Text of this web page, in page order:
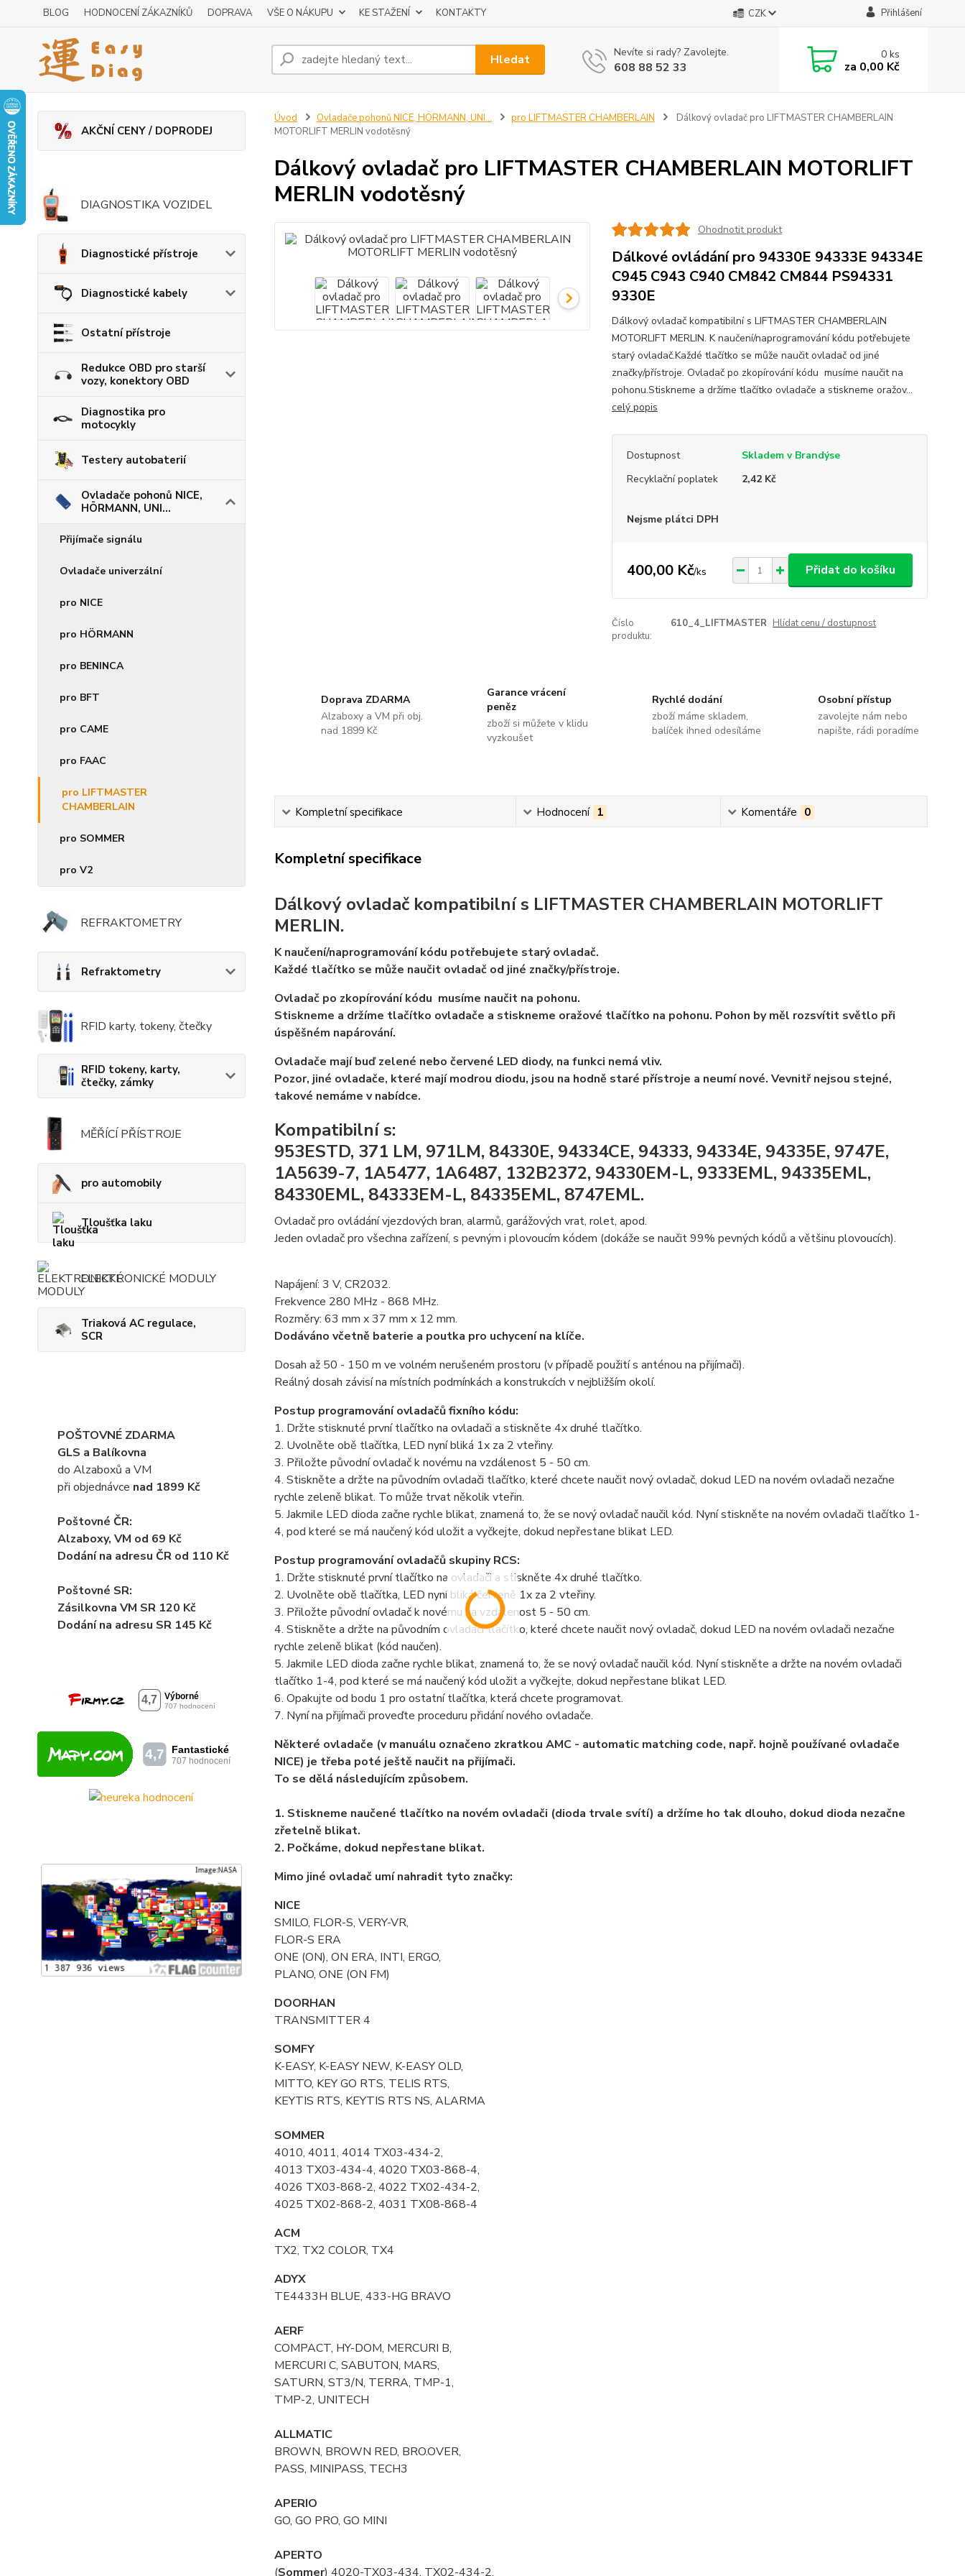
BLOG HODNOCENÍ ZÁKAZNÍKŮ DOPRAVA VŠE O NÁKUPU KE STAŽENÍ KONTAKTY CZK Přihlášení
Hledat Nevíte si rady? Zavolejte.
608 88 52 33
0ks
za 0,00 Kč
AKČNÍ CENY / DOPRODEJ
DIAGNOSTIKA VOZIDEL
Diagnostické přístroje
Diagnostické kabely
Ostatní přístroje
Redukce OBD pro starší
vozy, konektory OBD
Diagnostika pro
motocykly
Testery autobaterií
Ovladače pohonů NICE,
HÖRMANN, UNI...
Přijímače signálu
Ovladače univerzální
pro NICE
pro HÖRMANN
pro BENINCA
pro BFT
pro CAME
pro FAAC
pro LIFTMASTER
CHAMBERLAIN
pro SOMMER
pro V2
REFRAKTOMETRY
Refraktometry
RFID karty, tokeny, čtečky
RFID tokeny, karty,
čtečky, zámky
MĚŘÍCÍ PŘÍSTROJE
pro automobily
Tloušťka laku
ELEKTRONICKÉ MODULY
Triaková AC regulace,
SCR
POŠTOVNÉ ZDARMA
GLS a Balíkovna
do Alzaboxů a VM
při objednávce nad 1899 Kč
Poštovné ČR:
Alzaboxy, VM od 69 Kč
Dodání na adresu ČR od 110 Kč
Poštovné SR:
Zásilkovna VM SR 120 Kč
Dodánína adresu SR 145 Kč
Úvod Ovladače pohonů NICE, HÖRMANN, UNI... pro LIFTMASTER CHAMBERLAIN
Dálkový ovladač pro LIFTMASTER CHAMBERLAIN
MOTORLIFT MERLIN vodotěsný
Dálkový ovladač pro LIFTMASTER CHAMBERLAIN MOTORLIFT
MERLIN vodotěsný
Ohodnotit produkt
Dálkové ovládání pro 94330E 94333E 94334E
C945 C943 C940 CM842 CM844 PS94331
9330E
Dálkový ovladač kompatibilní s LIFTMASTER CHAMBERLAIN
MOTORLIFT MERLIN. K naučení/naprogramování kódu potřebujete
starý ovladač.Každé tlačítko se může naučit ovladač od jiné
značky/přístroje. Ovladač po zkopírování kódu musíme naučit na
pohonu.Stiskneme a držíme tlačítko ovladače a stiskneme oražov...
celý popis
Dostupnost
Skladem v Brandýse
Recyklační poplatek
2,42 Kč
Nejsme plátci DPH
400,00 Kč/ks Přidat do košíku
Číslo
produktu:
610_4_LIFTMASTER Hlídat cenu / dostupnost
Doprava ZDARMA
Alzaboxy a VM při obj.
nad 1899 Kč
Garance vrácení
peněz
zboží si můžete v klidu
vyzkoušet
Rychlé dodání
zboží máme skladem,
balíček ihned odesíláme
Osobní přístup
zavolejte nám nebo
napište, rádi poradíme
Kompletní specifikace Hodnocení 1 Komentáře 0
Kompletní specifikace
Dálkový ovladač kompatibilní s LIFTMASTER CHAMBERLAIN MOTORLIFT
MERLIN.
K naučení/naprogramování kódu potřebujete starý ovladač.
Každé tlačítko se může naučit ovladač od jiné značky/přístroje.
Ovladač po zkopírování kódu musíme naučit na pohonu.
Stiskneme a držíme tlačítko ovladače a stiskneme oražové tlačítko na pohonu. Pohon by měl rozsvítit světlo při
úspěšném napárování.
Ovladače mají buď zelené nebo červené LED diody, na funkci nemá vliv.
Pozor, jiné ovladače, které mají modrou diodu, jsou na hodně staré přístroje a neumí nové. Vevnitř nejsou stejné,
takové nemáme v nabídce.
Kompatibilní s:
953ESTD, 371 LM, 971LM, 84330E, 94334CE, 94333, 94334E, 94335E, 9747E,
1A5639-7, 1A5477, 1A6487, 132B2372, 94330EM-L, 9333EML, 94335EML,
84330EML, 84333EM-L, 84335EML, 8747EML.
Ovladač pro ovládání vjezdových bran, alarmů, garážových vrat, rolet, apod.
Jeden ovladač pro všechna zařízení, s pevným i plovoucím kódem (dokáže se naučit 99% pevných kódů a většinu plovoucích).
Napájení: 3 V, CR2032.
Frekvence 280 MHz - 868 MHz.
Rozměry: 63 mm x 37 mm x 12 mm.
Dodáváno včetně baterie a poutka pro uchycení na klíče.
Dosah až 50 - 150 m ve volném nerušeném prostoru (v případě použití s anténou na přijímači).
Reálný dosah závisí na místních podmínkách a konstrukcích v nejbližším okolí.
Postup programování ovladačů fixního kódu:
1. Držte stisknuté první tlačítko na ovladači a stiskněte 4x druhé tlačítko.
2. Uvolněte obě tlačítka, LED nyní bliká 1x za 2 vteřiny.
3. Přiložte původní ovladač k novému na vzdálenost 5 - 50 cm.
4. Stiskněte a držte na původním ovladači tlačítko, které chcete naučit nový ovladač, dokud LED na novém ovladači nezačne
rychle zeleně blikat. To může trvat několik vteřin.
5. Jakmile LED dioda začne rychle blikat, znamená to, že se nový ovladač naučil kód. Nyní stiskněte na novém ovladači tlačítko 1-
4, pod které se má naučený kód uložit a vyčkejte, dokud nepřestane blikat LED.
Postup programování ovladačů skupiny RCS:
1. Držte stisknuté první tlačítko na ovladači a stiskněte 4x druhé tlačítko.
2. Uvolněte obě tlačítka, LED nyní bliká červeně 1x za 2 vteřiny.
3. Přiložte původní ovladač k novému na vzdálenost 5 - 50 cm.
4. Stiskněte a držte na původním ovladači tlačítko, které chcete naučit nový ovladač, dokud LED na novém ovladači nezačne
rychle zeleně blikat (kód naučen).
5. Jakmile LED dioda začne rychle blikat, znamená to, že se nový ovladač naučil kód. Nyní stiskněte a držte na novém ovladači
tlačítko 1-4, pod které se má naučený kód uložit a vyčkejte, dokud nepřestane blikat LED.
6. Opakujte od bodu 1 pro ostatní tlačítka, která chcete programovat.
7. Nyní na přijímači proveďte proceduru přidání nového ovladače.
Některé ovladače (v manuálu označeno zkratkou AMC - automatic matching code, např. hojně používané ovladače
NICE) je třeba poté ještě naučit na přijímači.
To se dělá následujícím způsobem.
1. Stiskneme naučené tlačítko na novém ovladači (dioda trvale svítí) a držíme ho tak dlouho, dokud dioda nezačne
zřetelně blikat.
2. Počkáme, dokud nepřestane blikat.
Mimo jiné ovladač umí nahradit tyto značky:
NICE
SMILO, FLOR-S, VERY-VR,
FLOR-S ERA
ONE (ON), ON ERA, INTI, ERGO,
PLANO, ONE (ON FM)
DOORHAN
TRANSMITTER 4
SOMFY
K-EASY, K-EASY NEW, K-EASY OLD,
MITTO, KEY GO RTS, TELIS RTS,
KEYTIS RTS, KEYTIS RTS NS, ALARMA
SOMMER
4010, 4011, 4014 TX03-434-2,
4013 TX03-434-4, 4020 TX03-868-4,
4026 TX03-868-2, 4022 TX02-434-2,
4025 TX02-868-2, 4031 TX08-868-4
ACM
TX2, TX2 COLOR, TX4
ADYX
TE4433H BLUE, 433-HG BRAVO
AERF
COMPACT, HY-DOM, MERCURI B,
MERCURI C, SABUTON, MARS,
SATURN, ST3/N, TERRA, TMP-1,
TMP-2, UNITECH
ALLMATIC
BROWN, BROWN RED, BRO.OVER,
PASS, MINIPASS, TECH3
APERIO
GO, GO PRO, GO MINI
APERTO
(Sommer) 4020-TX03-434, TX02-434-2,